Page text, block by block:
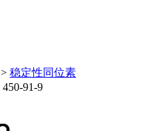
> 稳定性同位素
450-91-9